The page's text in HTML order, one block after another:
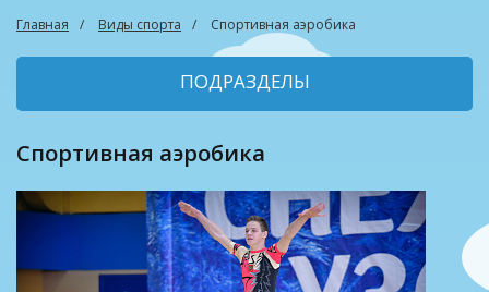
Главная Виды спорта Спортивная аэробика
ПОДРАЗДЕЛЫ
Спортивная аэробика